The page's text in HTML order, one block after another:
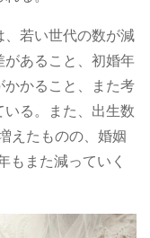
若い世代の数が減
あること、初婚年
かること、また考
る。また、出生数
えたものの、婚姻
もまた減っていく